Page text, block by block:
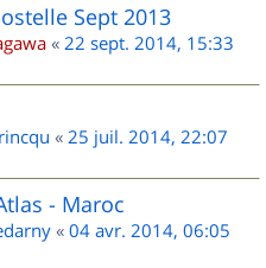
Sept 2013
« 22 sept. 2014, 15:33
« 25 juil. 2014, 22:07
- Maroc
« 04 avr. 2014, 06:05